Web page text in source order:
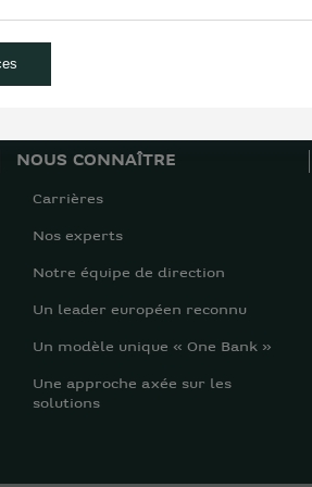
à 35 $ de l'once donc, et pour l'or et
Mangement. Je vous donne rendez-
NOUS CONNAÎTRE
Carrières
Nos experts
Notre équipe de direction
Un leader européen reconnu
Un modèle unique « One Bank »
Une approche axée sur les
solutions